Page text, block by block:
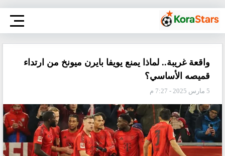
واقعة غريبة.. لماذا يمنع يويفا بايرن ميونخ من ارتداء
قميصه الأساسي؟
5 مارس 2025 - 7:27 م